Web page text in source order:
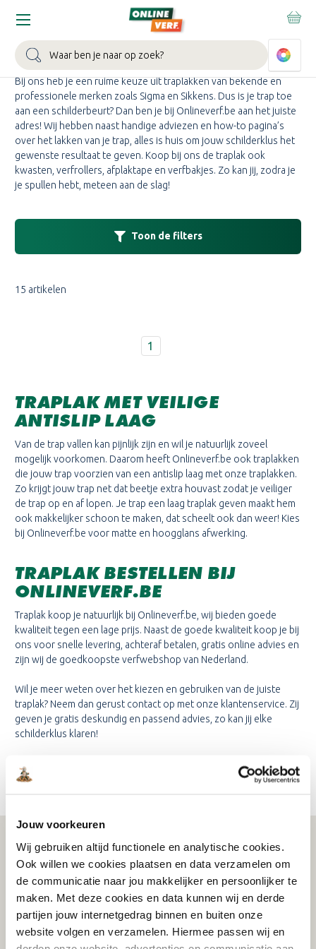
Jouw voorkeuren
Wij gebruiken altijd functionele en analytische cookies.
Ook willen we cookies plaatsen en data verzamelen om
de communicatie naar jou makkelijker en persoonlijker te
maken. Met deze cookies en data kunnen wij en derde
partijen jouw internetgedrag binnen en buiten onze
website volgen en verzamelen. Hiermee passen wij en
Zoeken
Home
TRAPLAK KOPEN
Bij ons heb je een ruime keuze uit traplakken van bekende en
professionele merken zoals Sigma en Sikkens. Dus is je trap toe
aan een schilderbeurt? Dan ben je bij Onlineverf.be aan het juiste
adres! Wij hebben naast handige adviezen en how-to pagina’s
over het lakken van je trap, alles is huis om jouw schilderklus het
gewenste resultaat te geven. Koop bij ons de traplak ook
kwasten, verfrollers, afplaktape en verfbakjes. Zo kan jij, zodra je
je spullen hebt, meteen aan de slag!
15 artikelen
1
Toon de filters
TRAPLAK MET VEILIGE
ANTISLIP LAAG
Van de trap vallen kan pijnlijk zijn en wil je natuurlijk zoveel
mogelijk voorkomen. Daarom heeft Onlineverf.be ook traplakken
die jouw trap voorzien van een antislip laag met onze traplakken.
Zo krijgt jouw trap net dat beetje extra houvast zodat je veiliger
de trap op en af lopen. Je trap een laag traplak geven maakt hem
ook makkelijker schoon te maken, dat scheelt ook dan weer! Kies
bij Onlineverf.be voor matte en hoogglans afwerking.
TRAPLAK BESTELLEN BIJ
ONLINEVERF.BE
Traplak koop je natuurlijk bij Onlineverf.be, wij bieden goede
kwaliteit tegen een lage prijs. Naast de goede kwaliteit koop je bij
ons voor snelle levering, achteraf betalen, gratis online advies en
zijn wij de goedkoopste verfwebshop van Nederland.
Wil je meer weten over het kiezen en gebruiken van de juiste
traplak? Neem dan gerust contact op met onze klantenservice. Zij
geven je gratis deskundig en passend advies, zo kan jij elke
schilderklus klaren!
WAT KLANTEN VERTELLEN
Schrijf je in voor de nieuwsbrief!
Ontvang eenmalig €15,- korting op je bestelling